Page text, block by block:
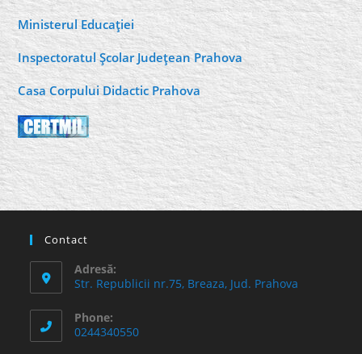
Ministerul Educaţiei
Inspectoratul Şcolar Judeţean Prahova
Casa Corpului Didactic Prahova
Contact
Adresă:
Str. Republicii nr.75, Breaza, Jud. Prahova
Phone:
0244340550